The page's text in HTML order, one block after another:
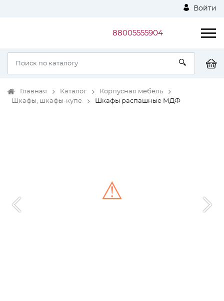
Войти
88005555904
Главная Каталог
Корпусная мебель
Шкафы, шкафы-купе
Шкафы распашные МДФ
⚠